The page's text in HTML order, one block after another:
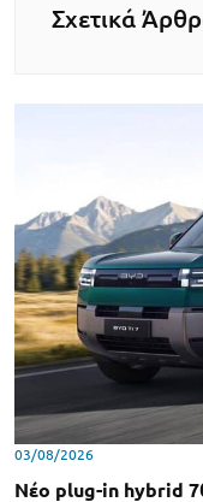
Σχετικά
03/08/2026
Νέο plug-in hybrid